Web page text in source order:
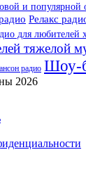
и популярной
Релакс
для любителей
тяжелой
радио Шоу-
2026